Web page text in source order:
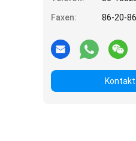
Faxen:
86-20-
Kontakt